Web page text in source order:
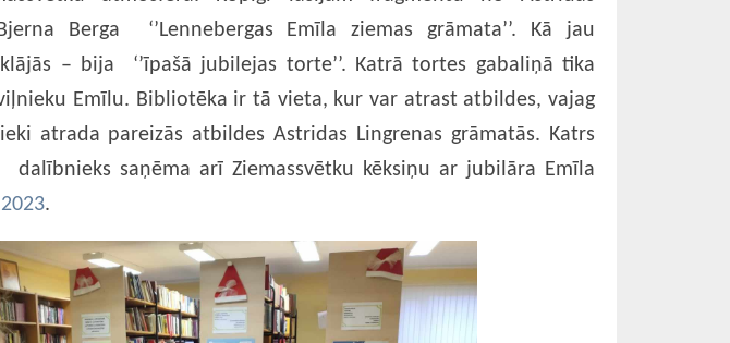
Berga ‘’Lennebergas Emīla ziemas grāmata’’. Kā jau
– bija ‘’īpašā jubilejas torte’’. Katrā tortes gabaliņā tika
Emīlu. Bibliotēka ir tā vieta, kur var atrast atbildes, vajag
atrada pareizās atbildes Astridas Lingrenas grāmatās. Katrs
dalībnieks saņēma arī Ziemassvētku kēksiņu ar jubilāra Emīla
2023.